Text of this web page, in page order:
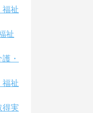
福祉
祉
・
福祉
得実